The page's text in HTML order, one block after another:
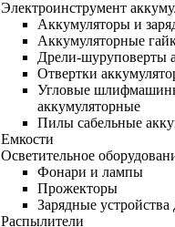
Электроинструмент
Аккумуляторы и
Аккумуляторные
Дрели-шуруповерты
Отвертки
Угловые
аккумуляторные
Пилы сабельные
Емкости
Осветительное
Фонари и лампы
Прожекторы
Зарядные устройства
Распылители